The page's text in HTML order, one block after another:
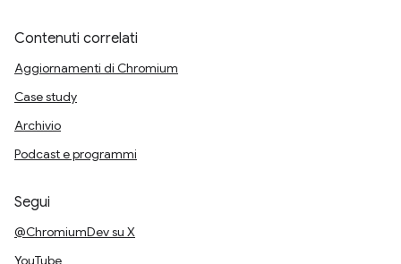
Contenuti correlati
Aggiornamenti di Chromium
Case study
Archivio
Podcast e programmi
Segui
@ChromiumDev su X
YouTube